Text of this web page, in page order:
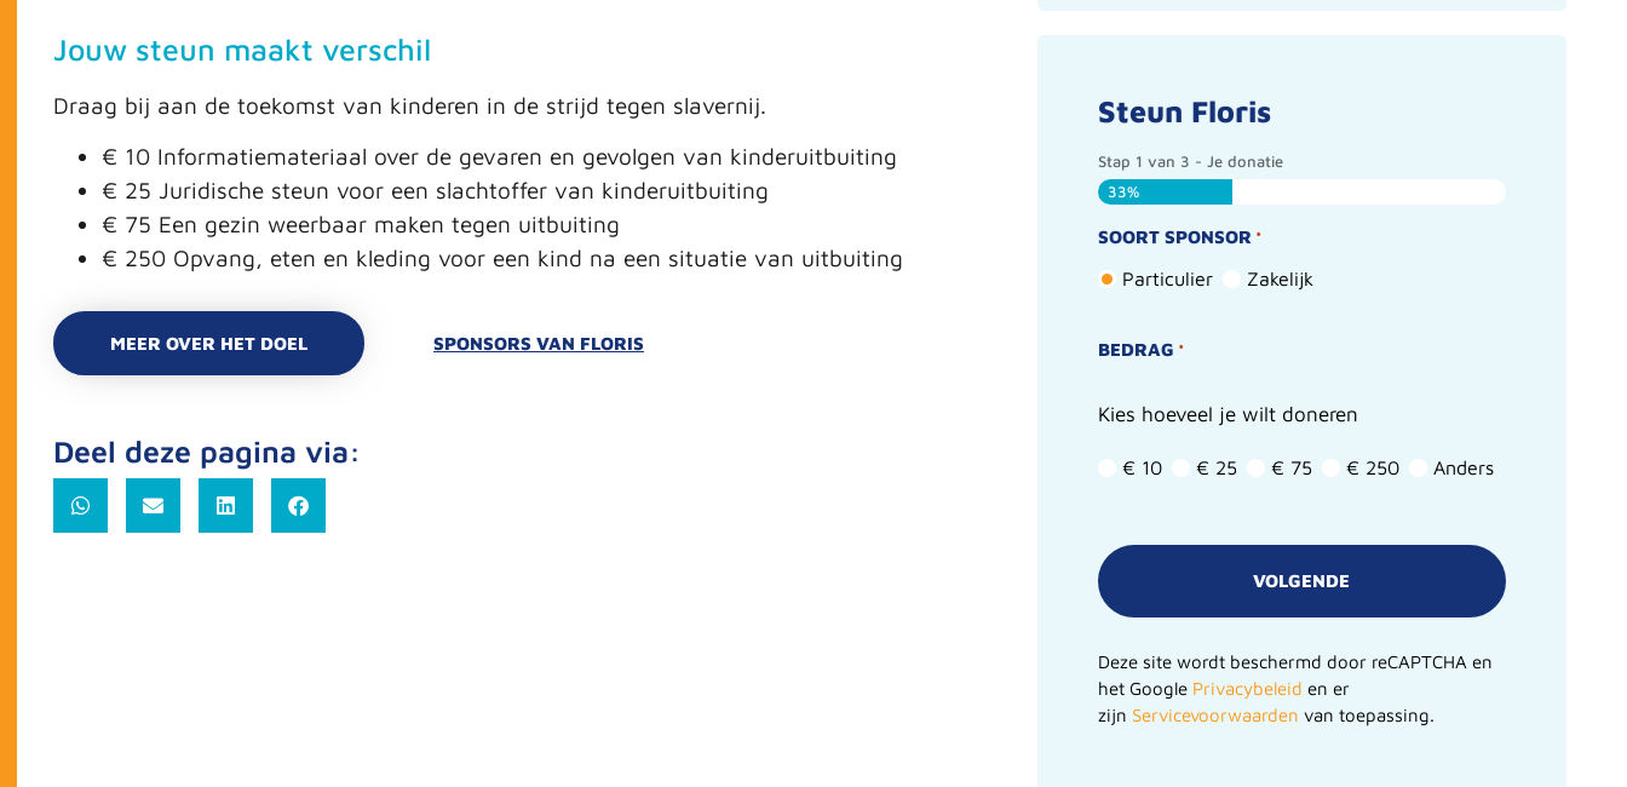
Jouw steun maakt verschil
Draag bij aan de toekomst van kinderen in de strijd tegen slavernij.
€ 10 Informatiemateriaal over de gevaren en gevolgen van kinderuitbuiting
€ 25 Juridische steun voor een slachtoffer van kinderuitbuiting
€ 75 Een gezin weerbaar maken tegen uitbuiting
€ 250 Opvang, eten en kleding voor een kind na een situatie van uitbuiting
MEER OVER HET DOEL SPONSORS VAN FLORIS
Deel deze pagina via:
Steun Floris
Stap 1 van 3 - Je donatie
33%
SOORT SPONSOR *
Particulier Zakelijk
BEDRAG *
Kies hoeveel je wilt doneren
€ 10 € 25 € 75 € 250 Anders
Deze site wordt beschermd door reCAPTCHA en
het Google Privacybeleid en er
zijn Servicevoorwaarden van toepassing.